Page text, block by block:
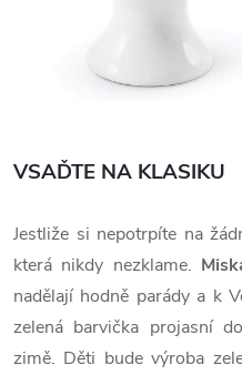
VSAĎTE NA KLASIKU
Jestliže si nepotrpíte na
která nikdy nezklame.
nadělají hodně parády a k
zelená barvička projasní
zimě. Děti bude výroba